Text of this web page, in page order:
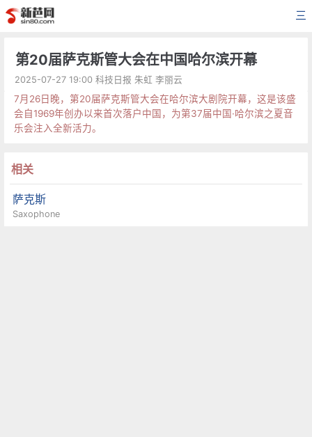
三
第20届萨克斯管大会在中国哈尔滨开幕
2025-07-27 19:00 科技日报 朱虹 李丽云
7月26日晚，第20届萨克斯管大会在哈尔滨大剧院开幕，这是该盛
会自1969年创办以来首次落户中国，为第37届中国·哈尔滨之夏音
乐会注入全新活力。
相关
萨克斯
Saxophone